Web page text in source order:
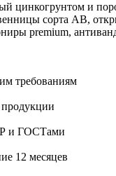
цинкогрунтом и
сорта АВ,
premium,
требованиям
и ГОСТами
12 месяцев